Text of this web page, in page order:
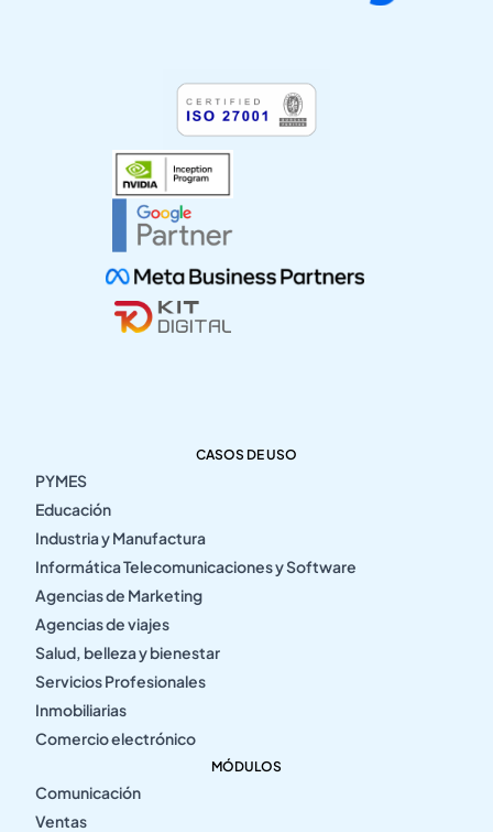
CASOS DE USO
PYMES
Educación
Industria y Manufactura
Informática Telecomunicaciones y Software
Agencias de Marketing
Agencias de viajes
Salud, belleza y bienestar
Servicios Profesionales
Inmobiliarias
Comercio electrónico
MÓDULOS
Comunicación
Ventas